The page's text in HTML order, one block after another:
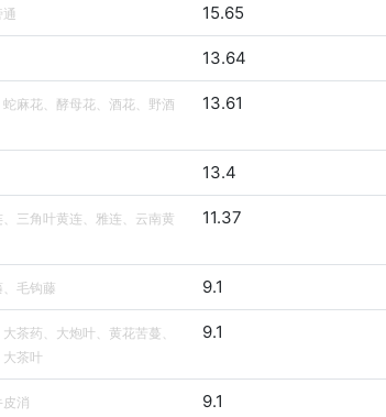
15.65
13.64
麻花、酵母花、酒花、野酒
13.61
13.4
三角叶黄连、雅连、云南黄
11.37
毛钩藤 9.1
茶药、大炮叶、黄花苦蔓、
茶叶
9.1
消 9.1